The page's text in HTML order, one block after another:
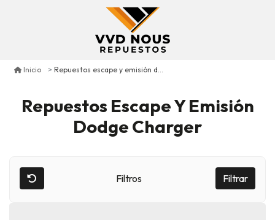
Inicio Repuestos escape y emisión dodge charger
Repuestos Escape Y Emisión
Dodge Charger
Filtros Filtrar